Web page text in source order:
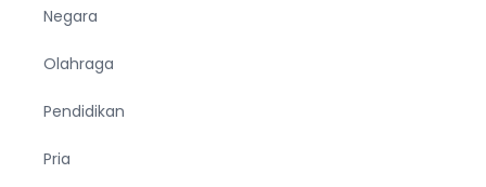
Negara
Olahraga
Pendidikan
Pria